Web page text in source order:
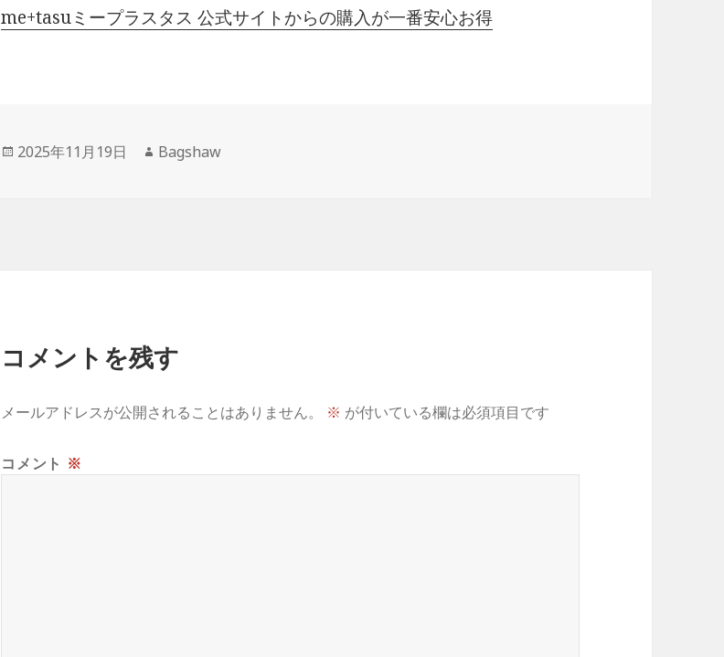
me+tasuミープラスタス 公式サイトからの購入が一番安心お得
投
2025年11月19日
作
Bagshaw
コメントを残す
メールアドレスが公開されることはありません。 ※ が付いている欄は必須項目です
コメント ※